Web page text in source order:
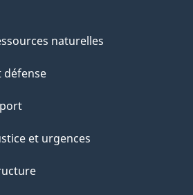
naturelles
défense
et urgences